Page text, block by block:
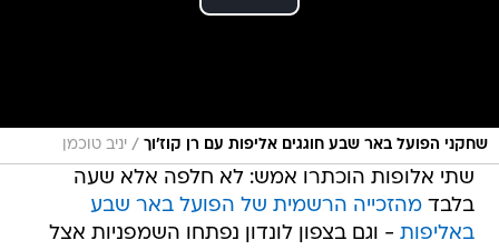
שחקני הפועל באר שבע חוגגים אליפות עם רן קוז'וך / יניב טוכמן
שתי אלופות הוכתרו אמש: לא חלפה אלא שעה
בלבדמהזכייה הרשמית של הפועל באר שבע
באליפות - וגם בצפון לונדון נפתחו השמפניות אצל